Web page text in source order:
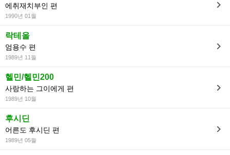
에취재치부인 편
1990년 01월
락테올
엄용수 편
1989년 11월
헬민/헬민200
사랑하는 그이에게 편
1989년 10월
후시딘
어른도 후시딘 편
1989년 05월